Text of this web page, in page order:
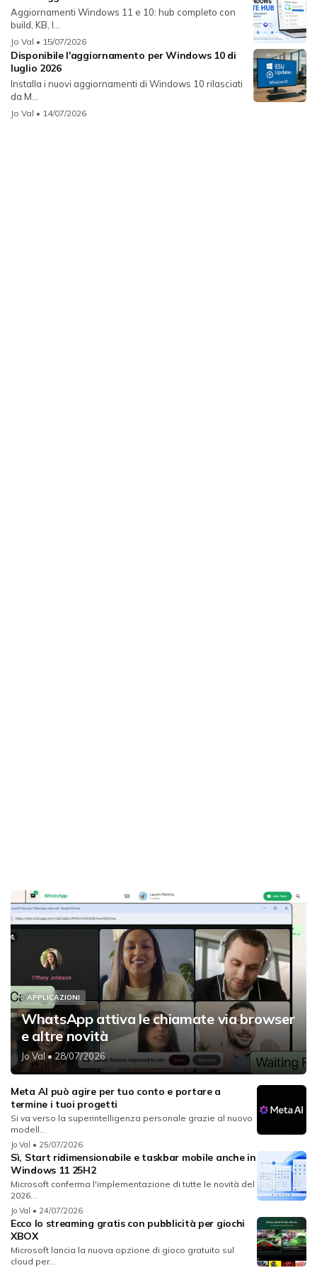
Aggiornamenti Windows 11 e 10: hub completo con
build, KB, l...
Jo Val • 15/07/2026
Disponibile l'aggiornamento per Windows 10 di
luglio 2026
Installa i nuovi aggiornamenti di Windows 10 rilasciati
da M...
Jo Val • 14/07/2026
APPLICAZIONI
WhatsApp attiva le chiamate via browser
e altre novità
Jo Val• 28/07/2026
Meta AI può agire per tuo conto e portare a
termine i tuoi progetti
Si va verso la superintelligenza personale grazie al nuovo
modell...
Jo Val • 25/07/2026
Sì, Start ridimensionabile e taskbar mobile anche in
Windows 11 25H2
Microsoft conferma l'implementazione di tutte le novità del
2026...
Jo Val • 24/07/2026
Ecco lo streaming gratis con pubblicità per giochi
XBOX
Microsoft lancia la nuova opzione di gioco gratuito sul
cloud per...